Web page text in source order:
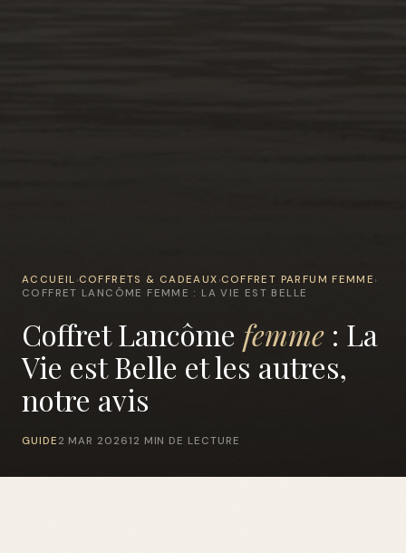
ACCUEIL ›COFFRETS & CADEAUX ›COFFRET PARFUM FEMME ›
COFFRET LANCÔME FEMME : LA VIE EST BELLE
Coffret Lancôme femme : La
Vie est Belle et les autres,
notre avis
GUIDE 2 MAR 202612 MIN DE LECTURE